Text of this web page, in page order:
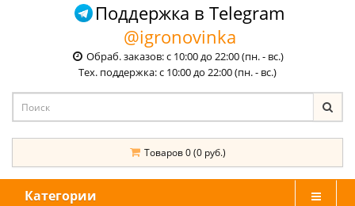
Поддержка в Telegram
@igronovinka
Обраб. заказов: с 10:00 до 22:00 (пн. - вс.)
Тех. поддержка: с 10:00 до 22:00 (пн. - вс.)
Товаров 0 (0 руб.)
Категории